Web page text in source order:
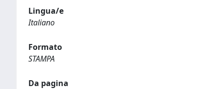
Lingua/e
Italiano
Formato
STAMPA
Da pagina